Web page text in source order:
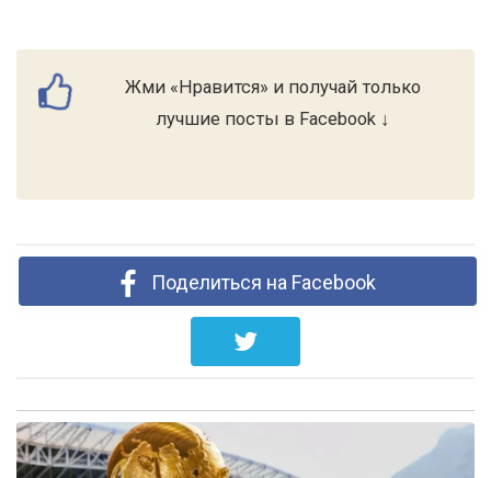
Жми «Нравится» и получай только
лучшие посты в Facebook ↓
Поделиться на Facebook